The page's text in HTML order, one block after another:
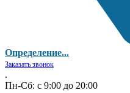
Определение...
Заказать звонок
.
Пн-Сб: с 9:00 до 20:00